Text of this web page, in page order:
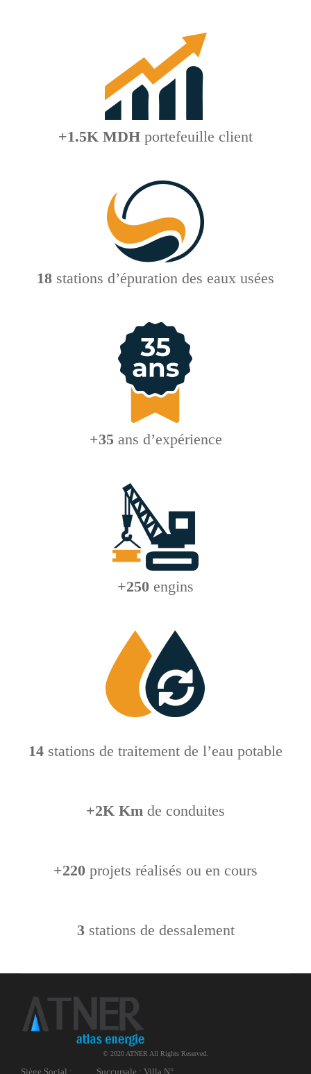
+1.5K MDH portefeuille client
18 stations d’épuration des eaux usées
+35 ans d’expérience
+250 engins
14 stations de traitement de l’eau potable
+2K Km de conduites
+220 projets réalisés ou en cours
3stations de dessalement
© 2020 ATNER All Rights Reserved.
Siège Social : Succursale : Villa N°